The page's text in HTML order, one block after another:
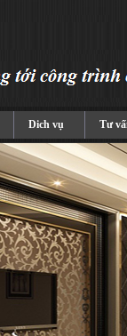
Dich vụ Tư